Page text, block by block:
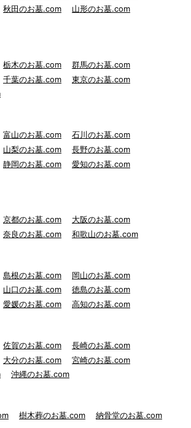
秋田のお墓.com
山形のお墓.com
栃木のお墓.com
群馬のお墓.com
千葉のお墓.com
東京のお墓.com
富山のお墓.com
石川のお墓.com
山梨のお墓.com
長野のお墓.com
静岡のお墓.com
愛知のお墓.com
京都のお墓.com
大阪のお墓.com
奈良のお墓.com 和歌山のお墓.com
島根のお墓.com
岡山のお墓.com
山口のお墓.com
徳島のお墓.com
愛媛のお墓.com 高知のお墓.com
佐賀のお墓.com
長崎のお墓.com
大分のお墓.com
宮崎のお墓.com
沖縄のお墓.com
樹木葬のお墓.com 納骨堂のお墓.com